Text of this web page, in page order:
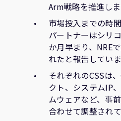
Arm戦略を推進しま
市場投入までの時
パートナーはシリ
か月早まり、NRE
れたと報告していま
それぞれのCSSは
クト、システムIP
ムウェアなど、事
合わせて調整されて